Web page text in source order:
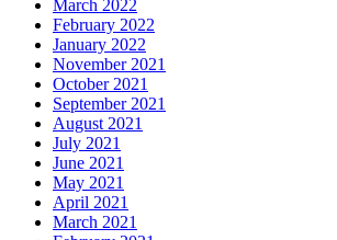
March 2022
February 2022
January 2022
November 2021
October 2021
September 2021
August 2021
July 2021
June 2021
May 2021
April 2021
March 2021